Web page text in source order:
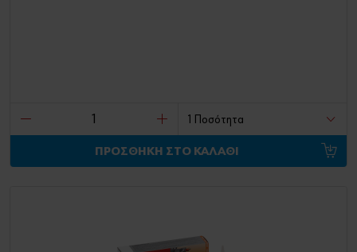
ΠΡΟΣΘΗΚΗ ΣΤΟ ΚΑΛΑΘΙ